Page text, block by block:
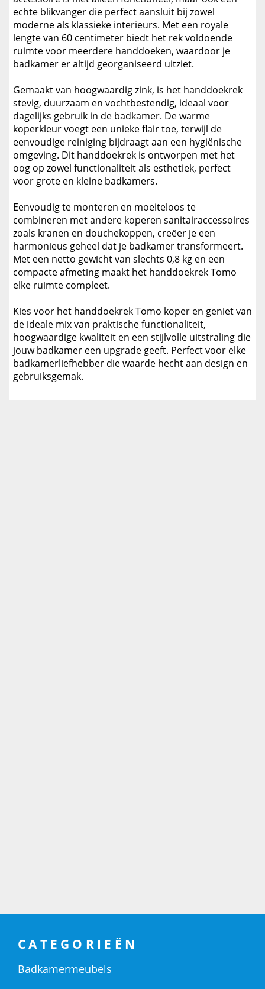
echte blikvanger die perfect aansluit bij zowel
moderne als klassieke interieurs. Met een royale
lengte van 60 centimeter biedt het rek voldoende
ruimte voor meerdere handdoeken, waardoor je
badkamer er altijd georganiseerd uitziet.
Gemaakt van hoogwaardig zink, is het handdoekrek
stevig, duurzaam en vochtbestendig, ideaal voor
dagelijks gebruik in de badkamer. De warme
koperkleur voegt een unieke flair toe, terwijl de
eenvoudige reiniging bijdraagt aan een hygiënische
omgeving. Dit handdoekrek is ontworpen met het
oog op zowel functionaliteit als esthetiek, perfect
voor grote en kleine badkamers.
Eenvoudig te monteren en moeiteloos te
combineren met andere koperen sanitairaccessoires
zoals kranen en douchekoppen, creëer je een
harmonieus geheel dat je badkamer transformeert.
Met een netto gewicht van slechts 0,8 kg en een
compacte afmeting maakt het handdoekrek Tomo
elke ruimte compleet.
Kies voor het handdoekrek Tomo koper en geniet van
de ideale mix van praktische functionaliteit,
hoogwaardige kwaliteit en een stijlvolle uitstraling die
jouw badkamer een upgrade geeft. Perfect voor elke
badkamerliefhebber die waarde hecht aan design en
gebruiksgemak.
CATEGORIEËN
Badkamermeubels